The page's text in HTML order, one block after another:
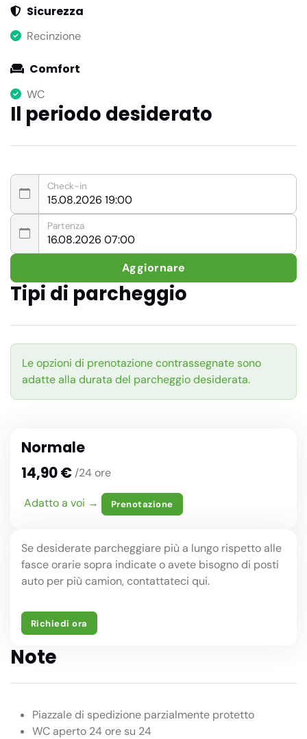
Sicurezza
Recinzione
Comfort
WC
Il periodo desiderato
Check-in
Partenza
Aggiornare
Tipi di parcheggio
Le opzioni di prenotazione contrassegnate sono
adatte alla durata del parcheggio desiderata.
Normale
14,90 € /24 ore
Adatto a voi → Prenotazione
Se desiderate parcheggiare più a lungo rispetto alle
fasce orarie sopra indicate o avete bisogno di posti
auto per più camion, contattateci qui.
Richiedi ora
Note
Piazzale di spedizione parzialmente protetto
WC aperto 24 ore su 24